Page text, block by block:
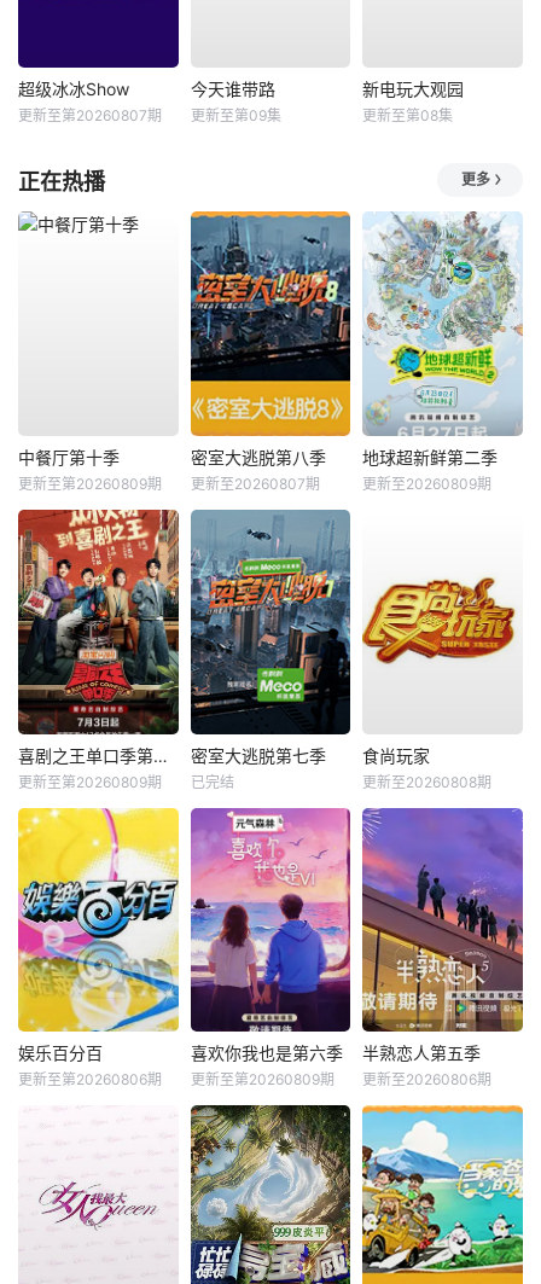
超级冰冰Show
更新至第20260807期
今天谁带路
更新至第09集
新电玩大观园
更新至第08集
正在热播 更多
中餐厅第十季
更新至第20260809期
密室大逃脱第八季
更新至20260807期
地球超新鲜第二季
更新至20260809期
喜剧之王单口季第三季
更新至第20260809期
密室大逃脱第七季
已完结
食尚玩家
更新至20260808期
娱乐百分百
更新至第20260806期
喜欢你我也是第六季
更新至第20260809期
半熟恋人第五季
更新至20260806期